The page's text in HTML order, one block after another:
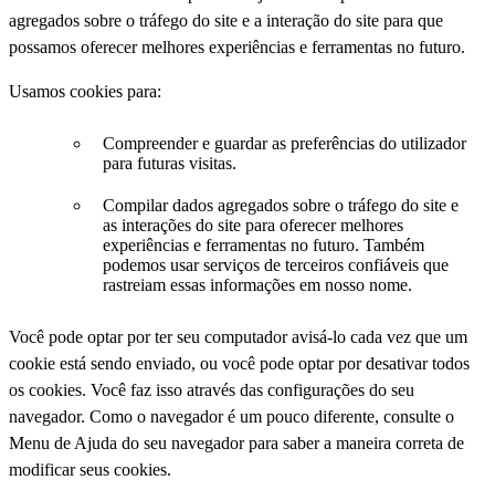
agregados sobre o tráfego do site e a interação do site para que
possamos oferecer melhores experiências e ferramentas no futuro.
Usamos cookies para:
Compreender e guardar as preferências do utilizador
para futuras visitas.
Compilar dados agregados sobre o tráfego do site e
as interações do site para oferecer melhores
experiências e ferramentas no futuro. Também
podemos usar serviços de terceiros confiáveis que
rastreiam essas informações em nosso nome.
Você pode optar por ter seu computador avisá-lo cada vez que um
cookie está sendo enviado, ou você pode optar por desativar todos
os cookies. Você faz isso através das configurações do seu
navegador. Como o navegador é um pouco diferente, consulte o
Menu de Ajuda do seu navegador para saber a maneira correta de
modificar seus cookies.